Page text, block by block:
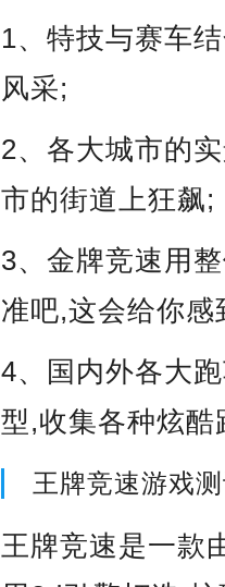
1、特技与赛车
风采;
2、各大城市的
市的街道上狂飙;
3、金牌竞速用
准吧,这会给你感
4、国内外各大
型,收集各种炫酷
王牌竞速游戏
王牌竞速是一款